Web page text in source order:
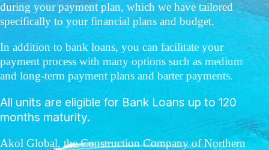
during your payment plan, which we have tailored
specifically to your financial plans and budget.
In addition to bank loans, you can facilitate your
payment process with many options such as medium
and long-term payment plans and barter payments.
All units are eligible for Bank Loans up to 120
months maturity.
Akol Global, the Construction Company of Northern